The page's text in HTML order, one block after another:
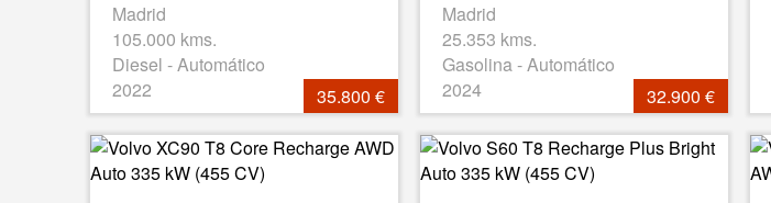
Madrid
105.000 kms.
Diesel - Automático
2022
35.800 €
Madrid
25.353 kms.
Gasolina - Automático
2024
32.900 €